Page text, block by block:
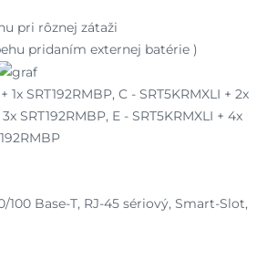
pri rôznej zátaži
pridaním externej batérie )
1x SRT192RMBP, C - SRT5KRMXLI + 2x
SRT192RMBP, E - SRT5KRMXLI + 4x
Base-T, RJ-45 sériový, Smart-Slot,